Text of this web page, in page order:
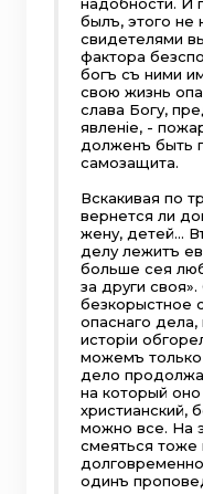
былъ, этого не
свидетелями
фактора
богъ съ ними
свою жизнь
слава Богу,
явленiе, -
долженъ быть
самозащита.
Вскакивая по
вернется ли
жену, детей…
делу лежитъ
больше сея
за други
безкорыстное
опаснаго
исторiи
можемъ
дело
на который оно
христианский,
можно все. На
смеяться
одинъ